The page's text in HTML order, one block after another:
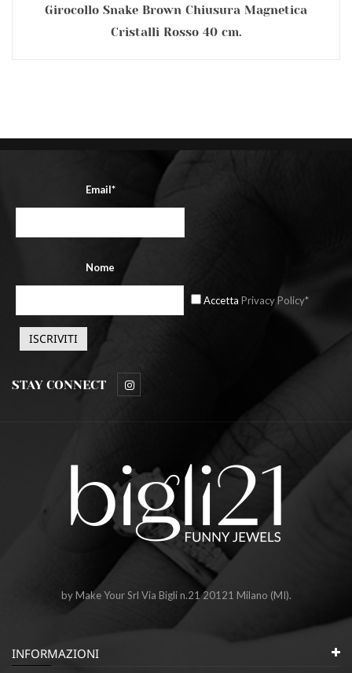
Girocollo Snake Brown Chiusura Magnetica
Cristalli Rosso 40 cm.
Email*
Nome
Accetta Privacy Policy*
STAY CONNECT
by Make Your Srl Via Bigli n.21 20121 Milano (MI).
INFORMAZIONI